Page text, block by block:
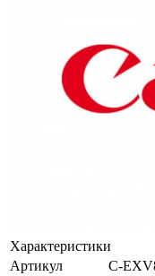
Характеристики
Артикул
C-